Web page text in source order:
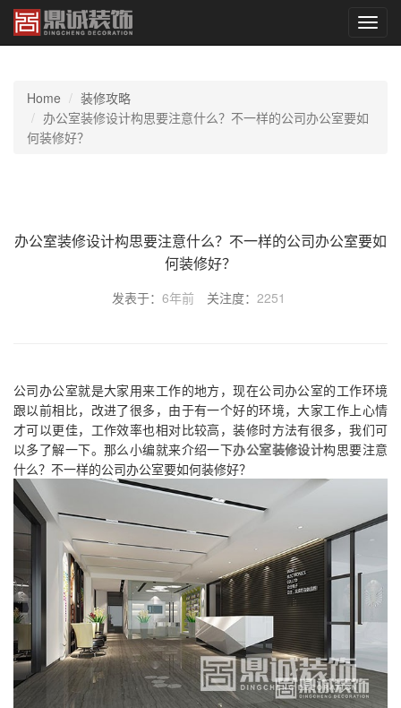
切
换
Home
装修攻略
办公室装修设计构思要注意什么？不一样的公司办公室要如
何装修好？
办公室装修设计构思要注意什么？不一样的公司办公室要如
何装修好？
发表于： 6年前 关注度： 2251
公司办公室就是大家用来工作的地方，现在公司办公室的工作环境
跟以前相比，改进了很多，由于有一个好的环境，大家工作上心情
才可以更佳，工作效率也相对比较高，装修时方法有很多，我们可
以多了解一下。那么小编就来介绍一下办公室装修设计构思要注意
什么？不一样的公司办公室要如何装修好？